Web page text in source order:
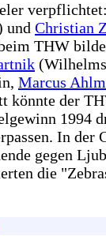
und Christian
THW
Marcus Ahlm
könnte der
1994
In der
gegen
die